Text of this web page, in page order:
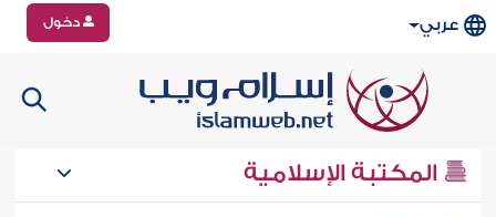
عربي دخول
المكتبة الإسلامية